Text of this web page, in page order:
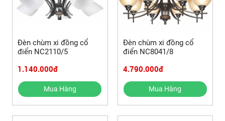
Đèn chùm xi đồng cổ
điển NC2110/5
1.140.000đ
Mua Hàng
Đèn chùm xi đồng cổ
điển NC8041/8
4.790.000đ
Mua Hàng